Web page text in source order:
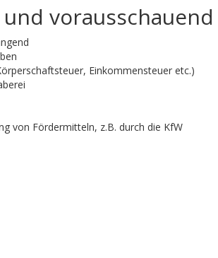
vorausschauend
Einkommensteuer etc.)
von Fördermitteln, z.B. durch die KfW